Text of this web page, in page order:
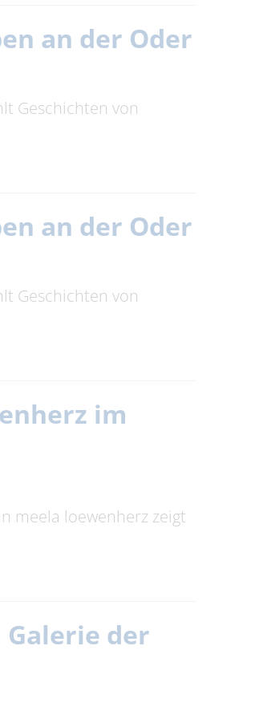
an der Oder
Geschichten von
an der Oder
Geschichten von
im
meela loewenherz zeigt
der